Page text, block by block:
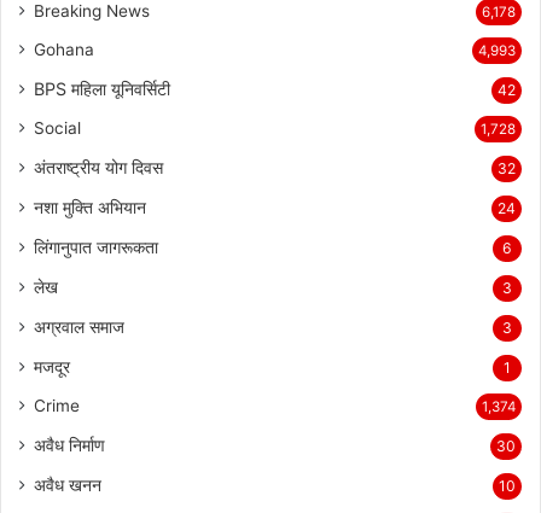
Breaking News 6,178
Gohana 4,993
BPS महिला यूनिवर्सिटी 42
Social 1,728
अंतराष्ट्रीय योग दिवस 32
नशा मुक्ति अभियान 24
लिंगानुपात जागरूकता 6
लेख 3
अग्रवाल समाज 3
मजदूर 1
Crime 1,374
अवैध निर्माण 30
अवैध खनन 10